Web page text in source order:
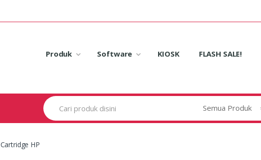
Produk Software KIOSK FLASH SALE!
S
e
a
r
Cartridge HP